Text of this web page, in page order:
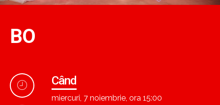
BO
Când
miercuri, 7 noiembrie, ora 15:00